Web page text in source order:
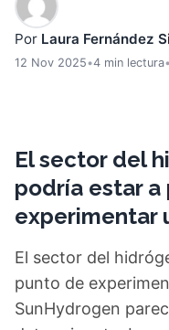
Por Laura Fernández
12 Nov 2025•4 min lectura•
El sector del
podría estar a
experimentar
El sector del
punto de
SunHydrogen